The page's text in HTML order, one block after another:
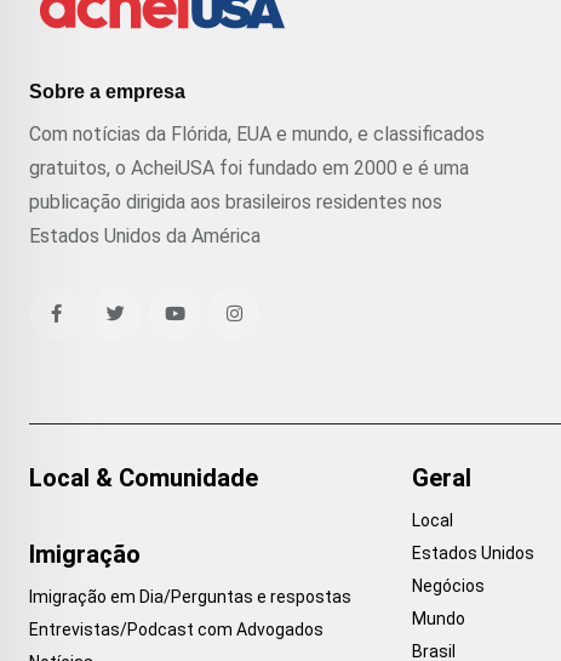
Sobre a empresa
Com notícias da Flórida, EUA e mundo, e classificados
gratuitos, o AcheiUSA foi fundado em 2000 e é uma
publicação dirigida aos brasileiros residentes nos
Estados Unidos da América
Local & Comunidade
Imigração
Imigração em Dia/Perguntas e respostas
Entrevistas/Podcast com Advogados
Geral
Local
Estados Unidos
Negócios
Mundo
Brasil